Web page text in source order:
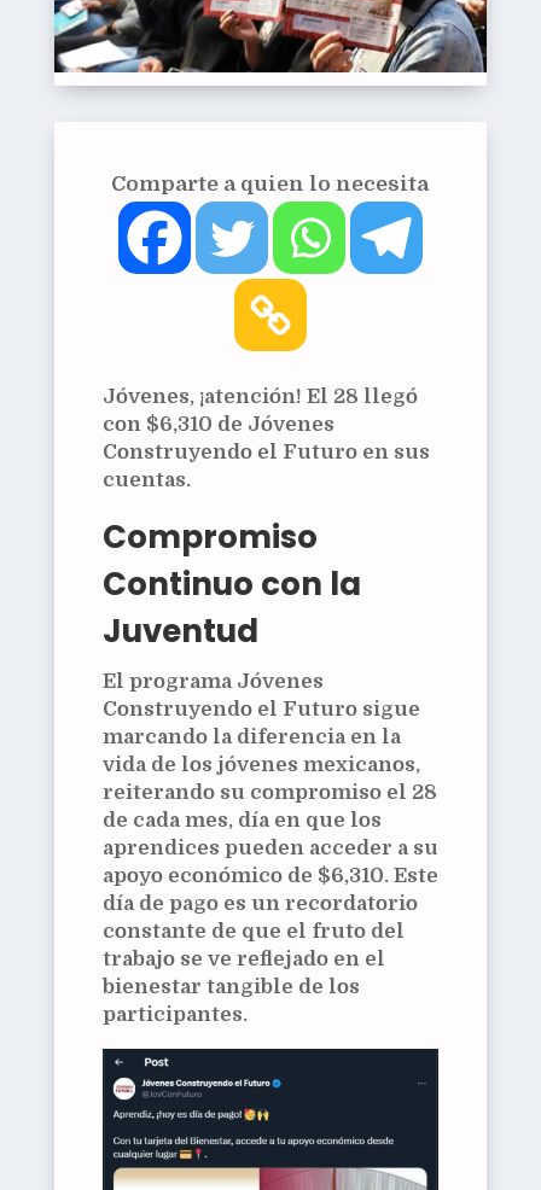
Comparte a quien lo necesita
Jóvenes, ¡atención! El 28 llegó
con $6,310 de Jóvenes
Construyendo el Futuro en sus
cuentas.
Compromiso
Continuo con la
Juventud
El programa Jóvenes
Construyendo el Futuro sigue
marcando la diferencia en la
vida de los jóvenes mexicanos,
reiterando su compromiso el 28
de cada mes, día en que los
aprendices pueden acceder a su
apoyo económico de $6,310. Este
día de pago es un recordatorio
constante de que el fruto del
trabajo se ve reflejado en el
bienestar tangible de los
participantes.